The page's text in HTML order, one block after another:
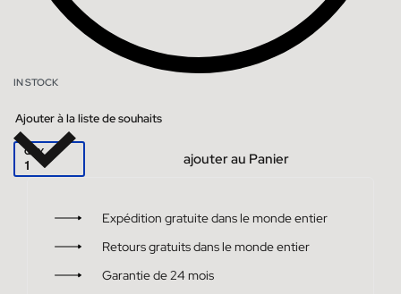
IN STOCK
Ajouter à la liste de souhaits
QTY ajouter au Panier
Expédition gratuite dans le monde entier
Retours gratuits dans le monde entier
Garantie de 24 mois